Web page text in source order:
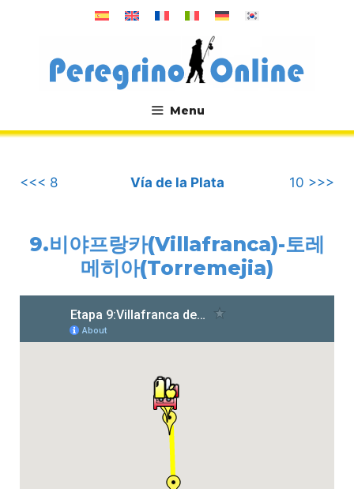
뛰
Menu
.
<<< 8 Vía de la Plata 10 >>>
9.비야프랑카(Villafranca)-토레
메히아(Torremejia)